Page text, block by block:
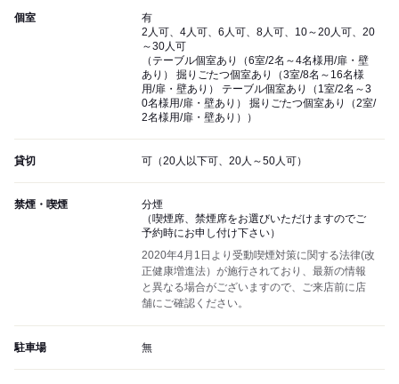
個室
有
2人可、4人可、6人可、8人可、10～20人可、20
～30人可
（テーブル個室あり（6室/2名～4名様用/扉・壁
あり） 掘りごたつ個室あり（3室/8名～16名様
用/扉・壁あり） テーブル個室あり（1室/2名～3
0名様用/扉・壁あり） 掘りごたつ個室あり（2室/
2名様用/扉・壁あり））
貸切 可（20人以下可、20人～50人可）
禁煙・喫煙
分煙
（喫煙席、禁煙席をお選びいただけますのでご
予約時にお申し付け下さい）
2020年4月1日より受動喫煙対策に関する法律(改
正健康増進法）が施行されており、最新の情報
と異なる場合がございますので、ご来店前に店
舗にご確認ください。
駐車場 無